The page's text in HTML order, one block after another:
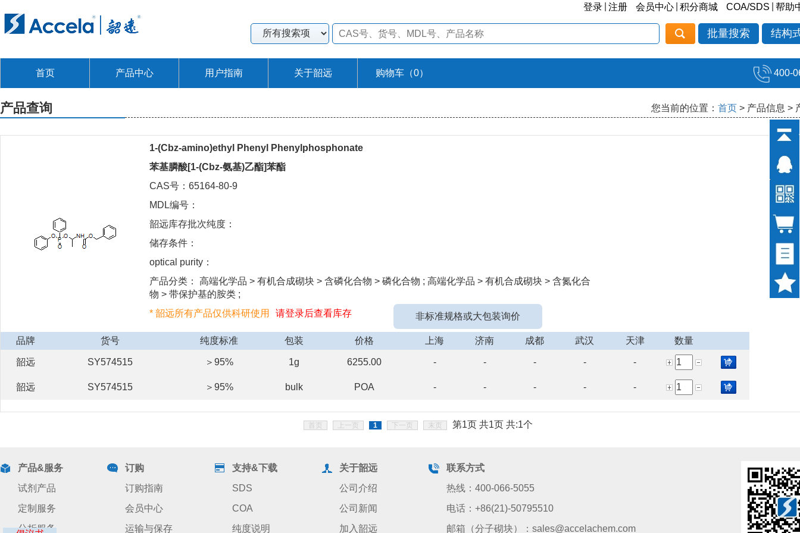
登录 注册 会员中心 积分商城 COA/SDS 帮助
批量搜索 结构
首页 产品中心 用户指南 关于韶远 购物车（0） 400-
产品查询 您当前的位置： 首页 > 产品信息 >
1-(Cbz-amino)ethyl Phenyl Phenylphosphonate
苯基膦酸[1-(Cbz-氨基)乙酯]苯酯
CAS号：65164-80-9
MDL编号：
韶远库存批次纯度：
储存条件：
optical purity：
产品分类： 高端化学品 > 有机合成砌块 > 含磷化合物 > 磷化合物 ; 高端化学品 > 有机合成砌块 > 含氮化合
物 > 带保护基的胺类 ;
* 韶远所有产品仅供科研使用
请登录后查看库存 非标准规格或大包装询价
品牌 货号 纯度标准 包装 价格 上海 济南 成都 武汉 天津 数量
韶远 SY574515 ＞95% 1g 6255.00 - - - - -
韶远 SY574515 ＞95% bulk POA - - - - -
首页 上一页 1 下一页 末页 第1页 共1页 共:1个
产品&服务
试剂产品
定制服务
分析服务
订购
订购指南
会员中心
运输与保存
支持&下载
SDS
COA
纯度说明
关于韶远
公司介绍
公司新闻
加入韶远
联系方式
热线：400-066-5055
电话：+86(21)-50795510
邮箱（分子砌块）：sales@accelachem.com